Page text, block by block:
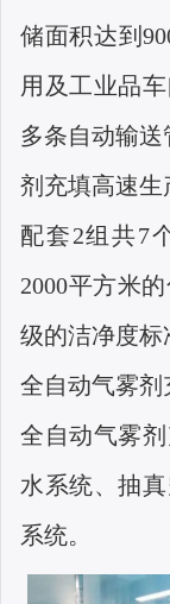
储面积达到
用及工业品
多条自动输送
剂充填高速生
配套2组共7
2000平方米
级的洁净度
全自动气雾剂
全自动气雾
水系统、抽
系统。